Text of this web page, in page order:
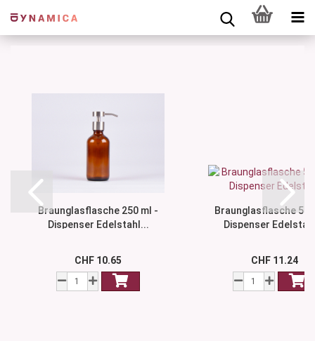
Braunglasflasche 250 ml -
Dispenser Edelstahl...
CHF 10.65
Braunglasflasche
Dispenser
CHF 11.24